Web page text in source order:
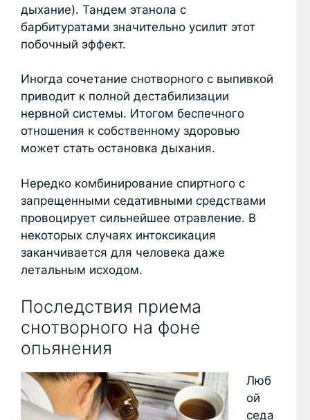
дыхание). Тандем этанола с
барбитуратами значительно усилит этот
побочный эффект.
Иногда сочетание снотворного с выпивкой
приводит к полной дестабилизации
нервной системы. Итогом беспечного
отношения к собственному здоровью
может стать остановка дыхания.
Нередко комбинирование спиртного с
запрещенными седативными средствами
провоцирует сильнейшее отравление. В
некоторых случаях интоксикация
заканчивается для человека даже
летальным исходом.
Последствия приема
снотворного на фоне
опьянения
Люб
ой
седа